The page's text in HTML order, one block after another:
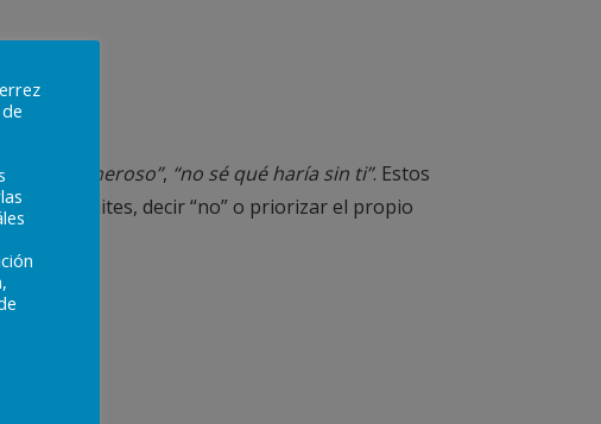
tan generoso”, “no sé qué haría sin ti”. Estos
poner límites, decir “no” o priorizar el propio
interno.